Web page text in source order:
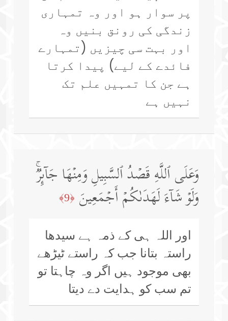
پر سوار ہو اور وہ تمہاری
زندگی کی رونق بنیں وہ
اور بہت سی چیزیں (تمہارے
فائدے کے لیے) پیدا کرتا
ہے جن کا تمہیں علم تک
نہیں ہے
وَعَلَى ٱللَّهِ قَصۡدُ ٱلسَّبِیلِ وَمِنۡهَا جَاۤىِٕرࣱۚ
وَلَوۡ شَاۤءَ لَهَدَىٰكُمۡ أَجۡمَعِینَ ﴿9﴾
اور اللہ ہی کے ذمہ ہے سیدھا
راستہ بتانا جب کہ راستے ٹیڑھے
بھی موجود ہیں اگر وہ چاہتا تو
تم سب کو ہدایت دے دیتا